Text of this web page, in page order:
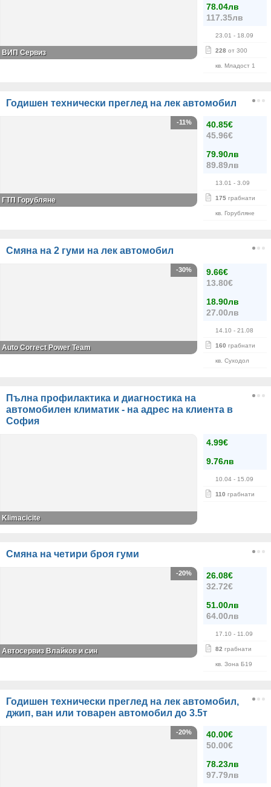
78.04лв
117.35лв
23.01 - 18.09
228 от 300
кв. Младост 1
ВИП Сервиз
Годишен технически преглед на лек автомобил
40.85€
45.96€
79.90лв
89.89лв
13.01 - 3.09
175 грабнати
кв. Горубляне
-11%
ГТП Горубляне
Смяна на 2 гуми на лек автомобил
9.66€
13.80€
18.90лв
27.00лв
14.10 - 21.08
160 грабнати
кв. Суходол
-30%
Auto Correct Power Теаm
Пълна профилактика и диагностика на
автомобилен климатик - на адрес на клиента в
София
4.99€
9.76лв
10.04 - 15.09
110 грабнати
Klimacicite
Смяна на четири броя гуми
26.08€
32.72€
51.00лв
64.00лв
17.10 - 11.09
82 грабнати
кв. Зона Б19
-20%
Автосервиз Влайков и син
Годишен технически преглед на лек автомобил,
джип, ван или товарен автомобил до 3.5т
40.00€
50.00€
78.23лв
97.79лв
-20%